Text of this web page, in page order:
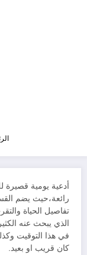
رائعة،حيث يضم
تفاصيل الحياة
الذي يبحث عنه
في هذا التوقيت
كان قريب او بعيد.